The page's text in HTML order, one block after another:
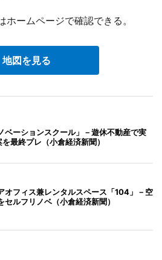
ームページで確認できる。
地図を見る
ベーションスクール」－遊休不動産で実
最終プレ（小倉経済新聞）
オフィス兼レンタルスペース「104」－空
セルフリノベ（小倉経済新聞）